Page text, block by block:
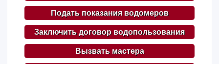
Подать показания водомеров
Заключить договор водопользования
Вызвать мастера